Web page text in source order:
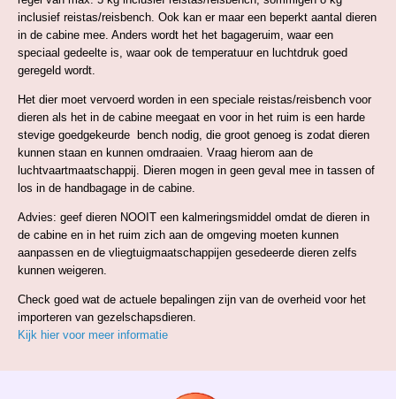
inclusief reistas/reisbench. Ook kan er maar een beperkt aantal dieren
in de cabine mee. Anders wordt het het bagageruim, waar een
speciaal gedeelte is, waar ook de temperatuur en luchtdruk goed
geregeld wordt.
Het dier moet vervoerd worden in een speciale reistas/reisbench voor
dieren als het in de cabine meegaat en voor in het ruim is een harde
stevige goedgekeurde bench nodig, die groot genoeg is zodat dieren
kunnen staan en kunnen omdraaien. Vraag hierom aan de
luchtvaartmaatschappij. Dieren mogen in geen geval mee in tassen of
los in de handbagage in de cabine.
Advies: geef dieren NOOIT een kalmeringsmiddel omdat de dieren in
de cabine en in het ruim zich aan de omgeving moeten kunnen
aanpassen en de vliegtuigmaatschappijen gesedeerde dieren zelfs
kunnen weigeren.
Check goed wat de actuele bepalingen zijn van de overheid voor het
importeren van gezelschapsdieren.
Kijk hier voor meer informatie